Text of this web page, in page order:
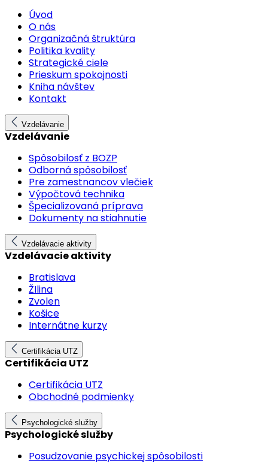
Úvod
O nás
Organizačná štruktúra
Politika kvality
Strategické ciele
Prieskum spokojnosti
Kniha návštev
Kontakt
Vzdelávanie
Vzdelávanie
Spôsobilosť z BOZP
Odborná spôsobilosť
Pre zamestnancov vlečiek
Výpočtová technika
Špecializovaná príprava
Dokumenty na stiahnutie
Vzdelávacie aktivity
Vzdelávacie aktivity
Bratislava
ŽIlina
Zvolen
Košice
Internátne kurzy
Certifikácia UTZ
Certifikácia UTZ
Certifikácia UTZ
Obchodné podmienky
Psychologické služby
Psychologické služby
Posudzovanie psychickej spôsobilosti